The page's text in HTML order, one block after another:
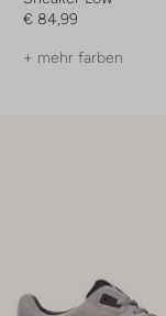
€ 84,99
+ mehr farben